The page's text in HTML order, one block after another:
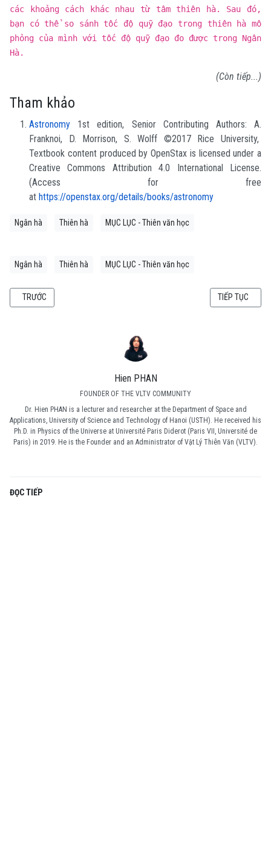
Hien PHAN
FOUNDER OF THE VLTV COMMUNITY
Dr. Hien PHAN is a lecturer and researcher at the Department of Space and
Applications, University of Science and Technology of Hanoi (USTH). He received his
Ph.D. in Physics of the Universe at Université Paris Diderot (Paris VII, Université de
Paris) in 2019. He is the Founder and an Administrator of Vật Lý Thiên Văn (VLTV).
ĐỌC TIẾP
các khoảng cách khác nhau từ tâm thiên hà. Sau đó,
bạn có thể so sánh tốc độ quỹ đạo trong thiên hà mô
phỏng của mình với tốc độ quỹ đạo đo được trong Ngân
Hà.
(Còn tiếp...)
Tham khảo
Astronomy 1st edition, Senior Contributing Authors: A.
Franknoi, D. Morrison, S. Wolff ©2017 Rice University,
Textbook content produced by OpenStax is licensed under a
Creative Commons Attribution 4.0 International License.
(Access for free
at https://openstax.org/details/books/astronomy
Ngân hà Thiên hà MỤC LỤC - Thiên văn học
Ngân hà Thiên hà MỤC LỤC - Thiên văn học
BÀI VIẾT TRƯỚC: THIÊN VĂN HỌC (25.4) TRUNG TÂM CỦA THIÊN HÀ NGÂN
TRƯỚC BÀI VIẾT KẾ
TIẾP TỤC